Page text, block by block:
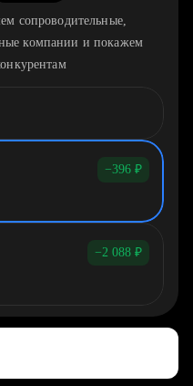
сопроводительные,
компании и покажем
−396 ₽
−2 088 ₽